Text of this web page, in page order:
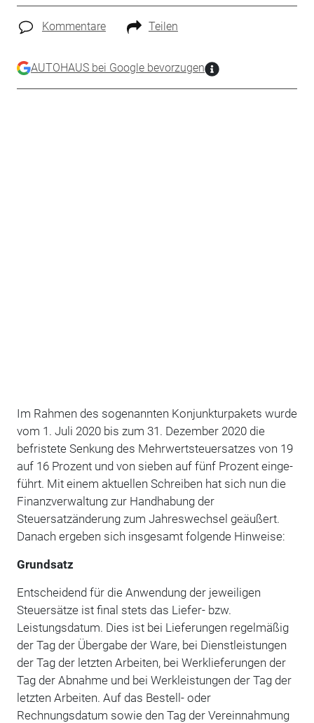
Kommentare Teilen
AUTOHAUS bei Google bevorzugen
Im Rahmen des sogenannten Konjunkturpakets wurde
vom 1. Juli 2020 bis zum 31. Dezember 2020 die
befristete Senkung des Mehrwertsteuersatzes von 19
auf 16 Prozent und von sieben auf fünf Prozent einge­
führt. Mit einem aktuellen Schreiben hat sich nun die
Finanzverwaltung zur Handhabung der
Steuersatzänderung zum Jahreswechsel geäußert.
Danach ergeben sich insgesamt folgen­de Hinweise:
Grundsatz
Entscheidend für die Anwendung der jeweiligen
Steuersätze ist final stets das Liefer- bzw.
Leistungsdatum. Dies ist bei Lieferungen regelmäßig
der Tag der Übergabe der Ware, bei Dienstleistungen
der Tag der letzten Arbeiten, bei Werklieferungen der
Tag der Abnahme und bei Werkleistungen der Tag der
letzten Arbeiten. Auf das Bestell- oder
Rechnungsdatum sowie den Tag der Vereinnahmung